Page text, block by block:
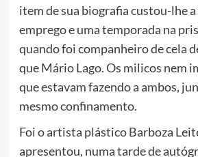
item de sua biografia custou-lhe
emprego e uma temporada na
quando foi companheiro de cela
que Mário Lago. Os milicos nem
que estavam fazendo a ambos,
mesmo confinamento.
Foi o artista plástico Barboza
apresentou, numa tarde de